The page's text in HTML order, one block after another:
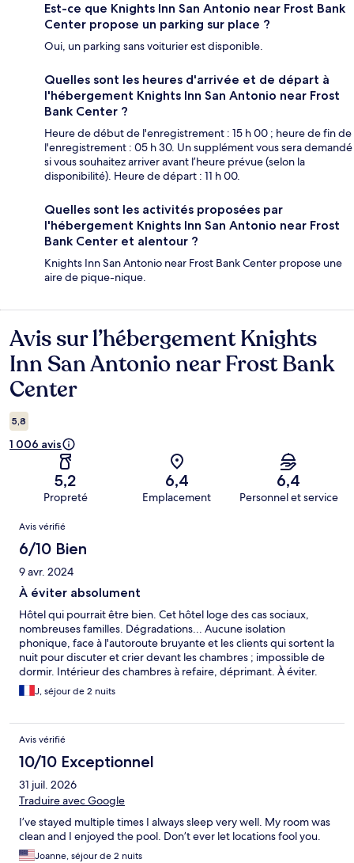
Est-ce que Knights Inn San Antonio near Frost Bank
Center propose un parking sur place ?
Oui, un parking sans voiturier est disponible.
Quelles sont les heures d'arrivée et de départ à
l'hébergement Knights Inn San Antonio near Frost
Bank Center ?
Heure de début de l'enregistrement : 15 h 00 ; heure de fin de
l'enregistrement : 05 h 30. Un supplément vous sera demandé
si vous souhaitez arriver avant l’heure prévue (selon la
disponibilité). Heure de départ : 11 h 00.
Quelles sont les activités proposées par
l'hébergement Knights Inn San Antonio near Frost
Bank Center et alentour ?
Knights Inn San Antonio near Frost Bank Center propose une
aire de pique-nique.
Avis
Avis sur l’hébergement Knights
Inn San Antonio near Frost Bank
Center
5,8
1 006 avis
5,2
Propreté
6,4
Emplacement
6,4
Personnel et service
Avis
Avis vérifié
6/10 Bien
9 avr. 2024
À éviter absolument
Hôtel qui pourrait être bien. Cet hôtel loge des cas sociaux,
nombreuses familles. Dégradations... Aucune isolation
phonique, face à l'autoroute bruyante et les clients qui sortent la
nuit pour discuter et crier devant les chambres ; impossible de
dormir. Intérieur des chambres à refaire, déprimant. À éviter.
J, séjour de 2 nuits
Avis vérifié
10/10 Exceptionnel
31 juil. 2026
Traduire avec Google
I’ve stayed multiple times I always sleep very well. My room was
clean and I enjoyed the pool. Don’t ever let locations fool you.
Joanne, séjour de 2 nuits